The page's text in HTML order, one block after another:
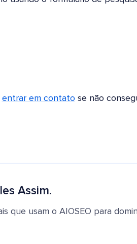
entrar em contato se não
Assim.
que usam o AIOSEO para